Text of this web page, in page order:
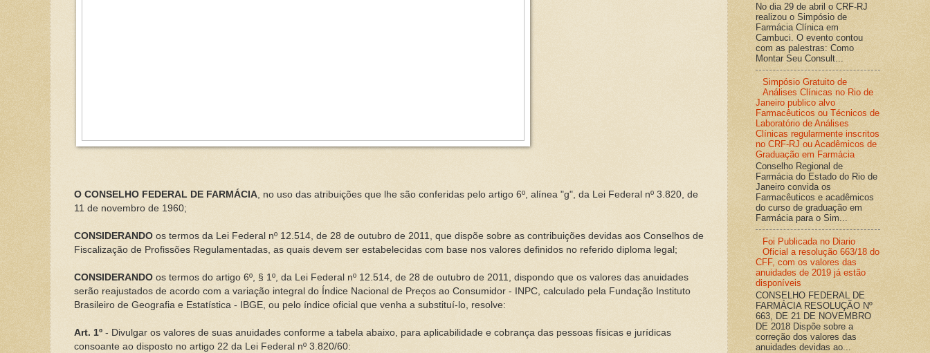
O CONSELHO FEDERAL DE FARMÁCIA, no uso das atribuições que lhe são conferidas pelo artigo 6º, alínea "g", da Lei Federal nº 3.820, de
11 de novembro de 1960;
CONSIDERANDO os termos da Lei Federal nº 12.514, de 28 de outubro de 2011, que dispõe sobre as contribuições devidas aos Conselhos de
Fiscalização de Profissões Regulamentadas, as quais devem ser estabelecidas com base nos valores definidos no referido diploma legal;
CONSIDERANDOos termos do artigo 6º, § 1º, da Lei Federal nº 12.514, de 28 de outubro de 2011, dispondo que os valores das anuidades
serão reajustados de acordo com a variação integral do Índice Nacional de Preços ao Consumidor - INPC, calculado pela Fundação Instituto
Brasileiro de Geografia e Estatística - IBGE, ou pelo índice oficial que venha a substituí-lo, resolve:
Art. 1º- Divulgar os valores de suas anuidades conforme a tabela abaixo, para aplicabilidade e cobrança das pessoas físicas e jurídicas
consoante ao disposto no artigo 22 da Lei Federal nº 3.820/60:
No dia 29 de abril o CRF-RJ
realizou o Simpósio de
Farmácia Clínica em
Cambuci. O evento contou
com as palestras: Como
Montar Seu Consult...
Simpósio Gratuito de
Análises Clínicas no Rio de
Janeiro publico alvo
Farmacêuticos ou Técnicos de
Laboratório de Análises
Clínicas regularmente inscritos
no CRF-RJ ou Acadêmicos de
Graduação em Farmácia
Conselho Regional de
Farmácia do Estado do Rio de
Janeiro convida os
Farmacêuticos e acadêmicos
do curso de graduação em
Farmácia para o Sim...
Foi Publicada no Diario
Oficial a resolução 663/18 do
CFF, com os valores das
anuidades de 2019 já estão
disponíveis
CONSELHO FEDERAL DE
FARMÁCIA RESOLUÇÃO Nº
663, DE 21 DE NOVEMBRO
DE 2018 Dispõe sobre a
correção dos valores das
anuidades devidas ao...